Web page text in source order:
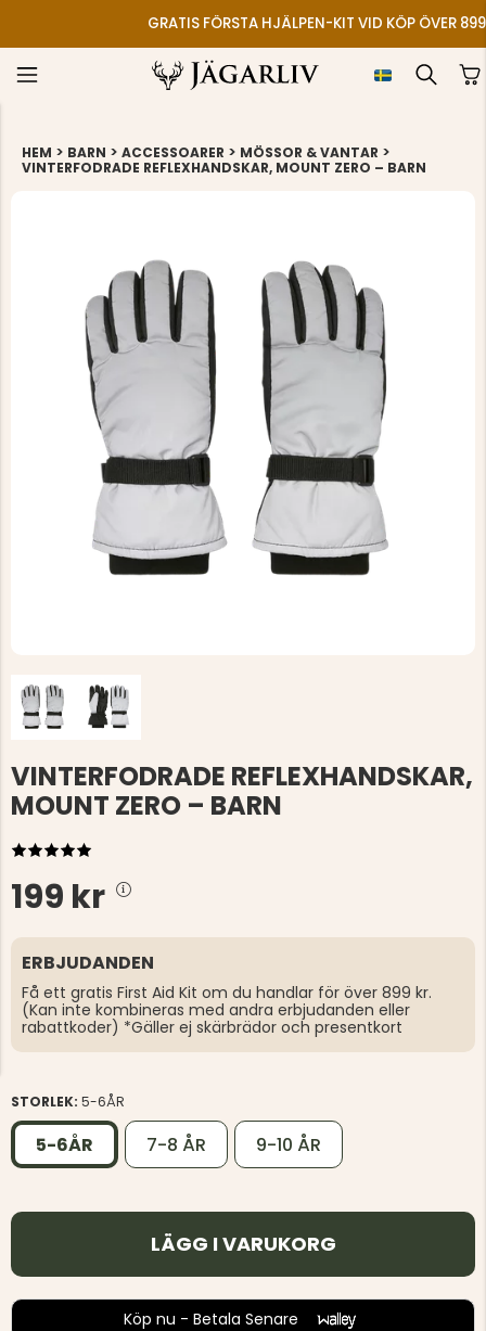
GRATIS FÖRSTA HJÄLPEN-KIT VID KÖP ÖVER
HEM > BARN > ACCESSOARER > MÖSSOR & VANTAR >
VINTERFODRADE REFLEXHANDSKAR, MOUNT ZERO – BARN
VINTERFODRADE REFLEXHANDSKAR,
MOUNT ZERO – BARN
199 kr
ERBJUDANDEN
Få ett gratis First Aid Kit om du handlar för över 899 kr.
(Kan inte kombineras med andra erbjudanden eller
rabattkoder) *Gäller ej skärbrädor och presentkort
STORLEK: 5-6ÅR
5-6ÅR 7-8 ÅR 9-10 ÅR
LÄGG I VARUKORG
Köp nu - Betala Senare